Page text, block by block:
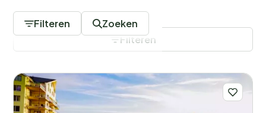
Düsseldorf, een verblijf in een vakantiepark maakt je
vakantie extra comfortabel en zorgeloos!Meer lezen
Filteren Zoeken
Filteren